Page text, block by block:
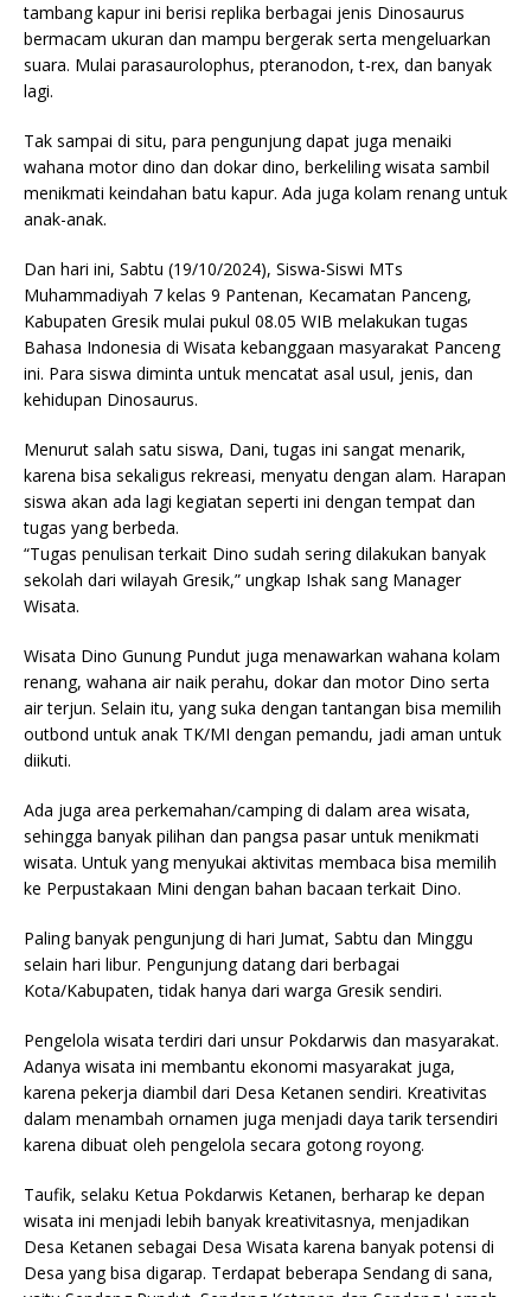
tambang kapur ini berisi replika berbagai jenis Dinosaurus
bermacam ukuran dan mampu bergerak serta mengeluarkan
suara. Mulai parasaurolophus, pteranodon, t-rex, dan banyak
lagi.
Tak sampai di situ, para pengunjung dapat juga menaiki
wahana motor dino dan dokar dino, berkeliling wisata sambil
menikmati keindahan batu kapur. Ada juga kolam renang untuk
anak-anak.
Dan hari ini, Sabtu (19/10/2024), Siswa-Siswi MTs
Muhammadiyah 7 kelas 9 Pantenan, Kecamatan Panceng,
Kabupaten Gresik mulai pukul 08.05 WIB melakukan tugas
Bahasa Indonesia di Wisata kebanggaan masyarakat Panceng
ini. Para siswa diminta untuk mencatat asal usul, jenis, dan
kehidupan Dinosaurus.
Menurut salah satu siswa, Dani, tugas ini sangat menarik,
karena bisa sekaligus rekreasi, menyatu dengan alam. Harapan
siswa akan ada lagi kegiatan seperti ini dengan tempat dan
tugas yang berbeda.
“Tugas penulisan terkait Dino sudah sering dilakukan banyak
sekolah dari wilayah Gresik,” ungkap Ishak sang Manager
Wisata.
Wisata Dino Gunung Pundut juga menawarkan wahana kolam
renang, wahana air naik perahu, dokar dan motor Dino serta
air terjun. Selain itu, yang suka dengan tantangan bisa memilih
outbond untuk anak TK/MI dengan pemandu, jadi aman untuk
diikuti.
Ada juga area perkemahan/camping di dalam area wisata,
sehingga banyak pilihan dan pangsa pasar untuk menikmati
wisata. Untuk yang menyukai aktivitas membaca bisa memilih
ke Perpustakaan Mini dengan bahan bacaan terkait Dino.
Paling banyak pengunjung di hari Jumat, Sabtu dan Minggu
selain hari libur. Pengunjung datang dari berbagai
Kota/Kabupaten, tidak hanya dari warga Gresik sendiri.
Pengelola wisata terdiri dari unsur Pokdarwis dan masyarakat.
Adanya wisata ini membantu ekonomi masyarakat juga,
karena pekerja diambil dari Desa Ketanen sendiri. Kreativitas
dalam menambah ornamen juga menjadi daya tarik tersendiri
karena dibuat oleh pengelola secara gotong royong.
Taufik, selaku Ketua Pokdarwis Ketanen, berharap ke depan
wisata ini menjadi lebih banyak kreativitasnya, menjadikan
Desa Ketanen sebagai Desa Wisata karena banyak potensi di
Desa yang bisa digarap. Terdapat beberapa Sendang di sana,